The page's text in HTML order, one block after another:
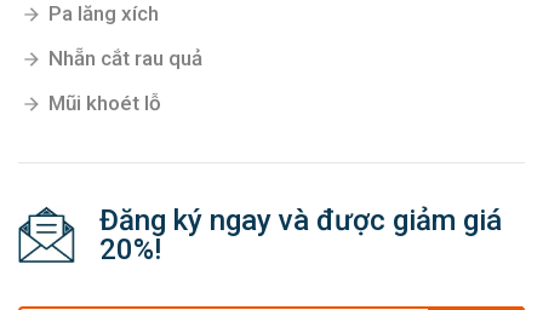
Pa lăng xích
Nhẵn cắt rau quả
Mũi khoét lỗ
Đăng ký ngay và được giảm giá
20%!